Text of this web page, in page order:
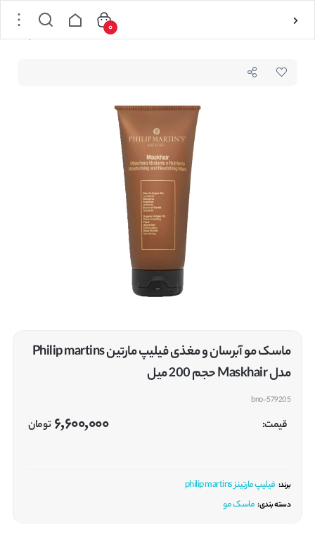
ماسک مو آبرسان و مغذی فیلیپ مارتین Philip martins مدل Maskhair حجم 200 میل
0
ماسک مو آبرسان و مغذی فیلیپ مارتین Philip martins
مدل Maskhair حجم 200 میل
bno-579205
قیمت: 6,600,000 تومان
برند: فیلیپ مارتینز philip martins
دسته بندی: ماسک مو